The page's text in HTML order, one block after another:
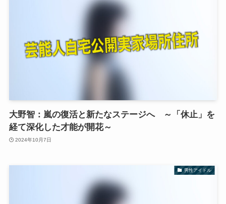
大野智：嵐の復活と新たなステージへ ～「休止」を
経て深化した才能が開花～
2024年10月7日
男性アイドル